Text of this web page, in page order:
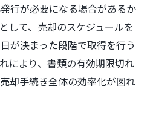
行が必要になる場合があるか
して、売却のスケジュールを
が決まった段階で取得を行う
により、書類の有効期限切れ
却手続き全体の効率化が図れ